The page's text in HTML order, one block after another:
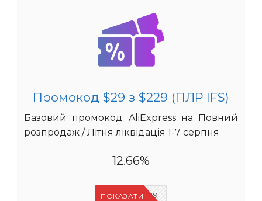
Промокод $29 з $229 (ПЛР IFS)
Базовий промокод AliExpress на Повний
розпродаж / Літня ліквідація 1-7 серпня
12.66%
IFSCDUA29
ПОКАЗАТИ